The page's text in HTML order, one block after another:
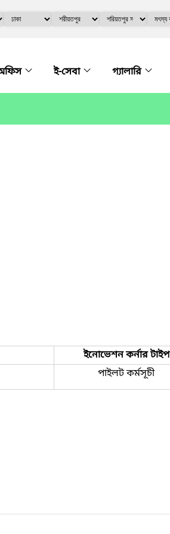
ই-সেবা গ্যালারি
ইনোভেশন কর্নার টাইপ
পাইলট কর্মসূচী